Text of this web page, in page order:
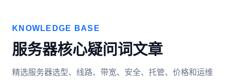
KNOWLEDGE BASE
服务器核心疑问词文章
精选服务器选型、线路、带宽、安全、托管、价格和运维